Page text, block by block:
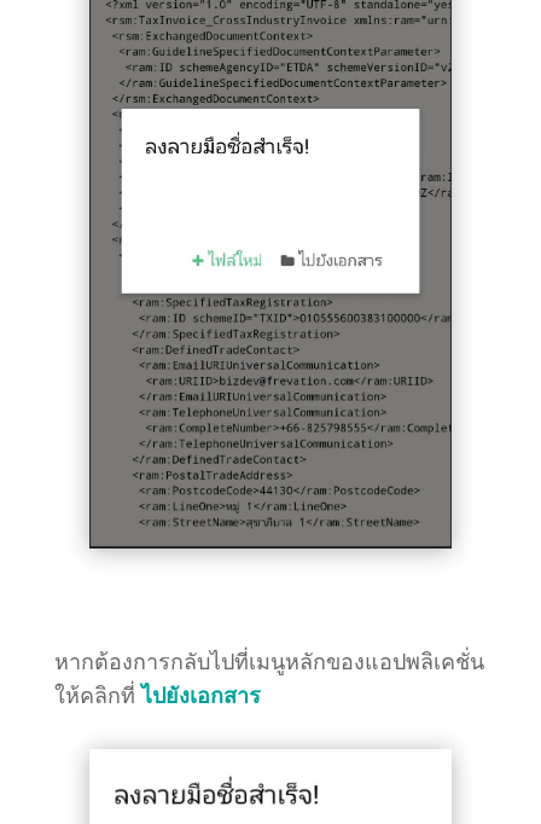
หากต้องการกลับไปที่เมนูหลักของแอปพลิเคชั่น
ให้คลิกที่ไปยังเอกสาร